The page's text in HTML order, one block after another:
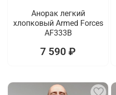
Анорак легкий
хлопковый Armed Forces
AF333B
7 590 ₽